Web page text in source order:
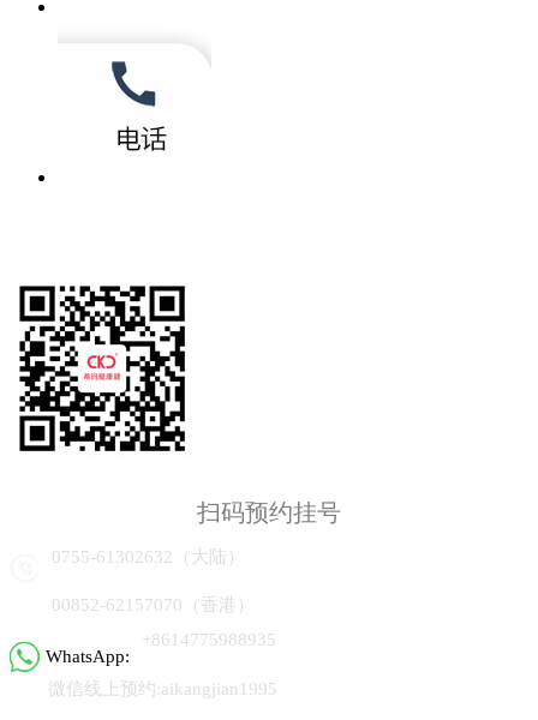
扫码预约挂号
0755-61302632（大陆）
00852-62157070（香港）
WhatsApp:
+8614775988935
微信线上预约:aikangjian1995